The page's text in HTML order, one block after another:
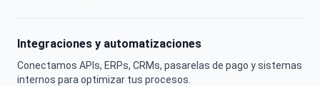
Integraciones y automatizaciones
Conectamos APIs, ERPs, CRMs, pasarelas de pago y sistemas
internos para optimizar tus procesos.